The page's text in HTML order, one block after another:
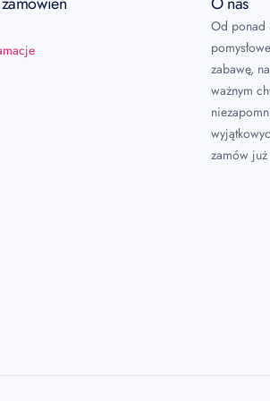
Od ponad
zabawę,
ważnym
zamów